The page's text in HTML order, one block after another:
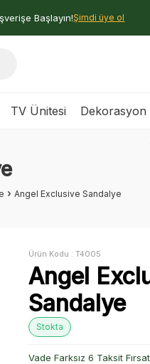
Başlayın!Şimdi üye ol
TV Ünitesi Dekorasyon
Angel Exclusive Sandalye
Ürün Kodu :T4005
Angel
Sandalye
Stokta
Vade Farksız 6 Taksit